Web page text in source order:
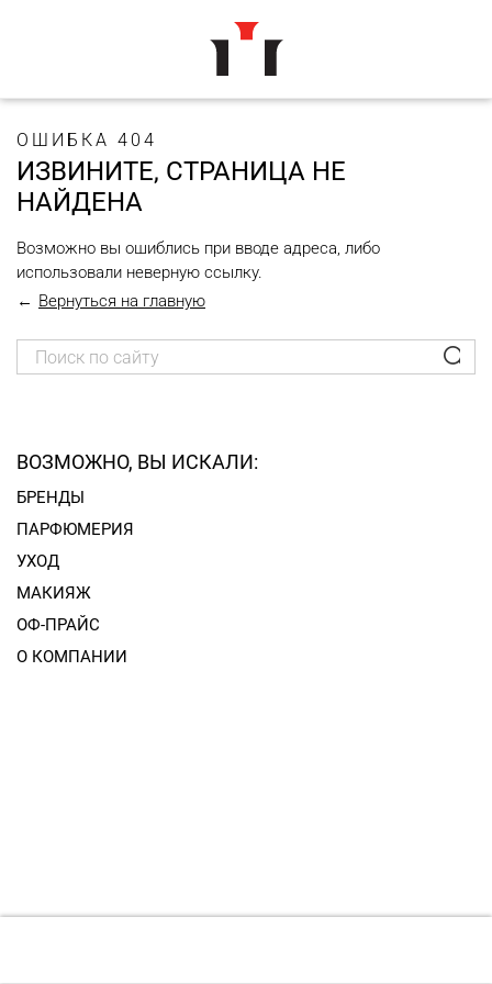
ОШИБКА 404
ИЗВИНИТЕ, СТРАНИЦА НЕ
НАЙДЕНА
Возможно вы ошиблись при вводе адреса, либо
использовали неверную ссылку.
Вернуться на главную
ВОЗМОЖНО, ВЫ ИСКАЛИ:
БРЕНДЫ
ПАРФЮМЕРИЯ
УХОД
МАКИЯЖ
ОФ-ПРАЙС
О КОМПАНИИ